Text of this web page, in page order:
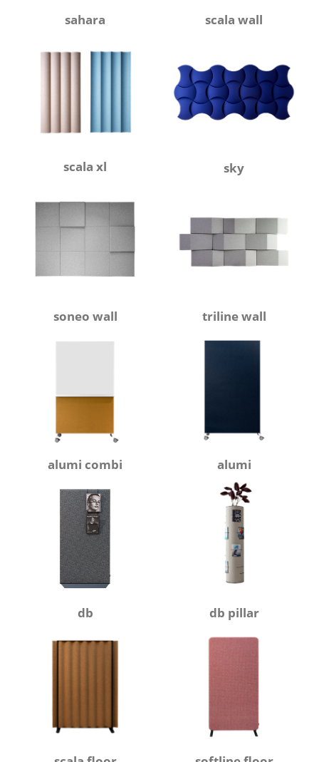
sahara scala wall
scala xl sky
soneo wall triline wall
alumi combi alumi
db db pillar